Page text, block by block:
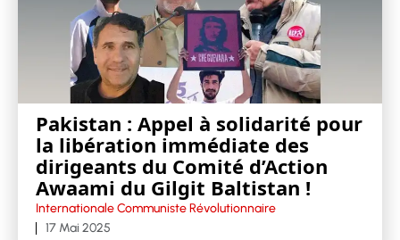
Pakistan : Appel à solidarité pour
la libération immédiate des
dirigeants du Comité d’Action
Awaami du Gilgit Baltistan !
Internationale Communiste Révolutionnaire
17 Mai 2025